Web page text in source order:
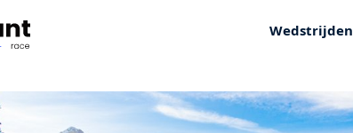
Wedstrijden